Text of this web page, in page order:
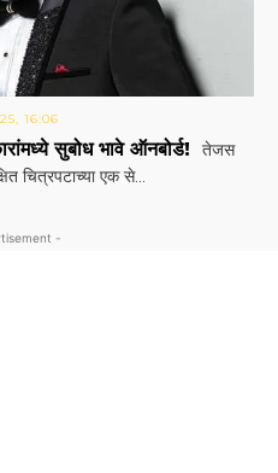
16:06
सुबोध भावे ऑनबोर्ड!
तेजस
चित्रपटाच्या एक से...
-